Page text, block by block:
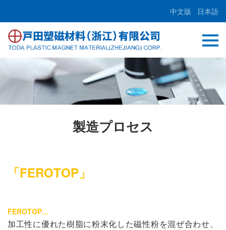
中文版 日本語
製造プロセス
「FEROTOP」
FEROTOP…
加工性に優れた樹脂に粉末化した磁性粉を混ぜ合わせ、